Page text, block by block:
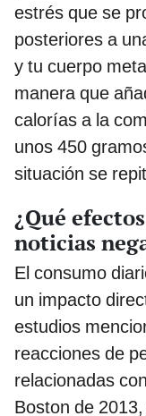
estrés que se
posteriores a
y tu cuerpo
manera que
calorías a la
unos 450
situación se
¿Qué
noticias
El consumo
un impacto
estudios
reacciones de
relacionadas
Boston de